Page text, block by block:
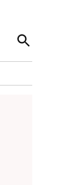
Open
Search